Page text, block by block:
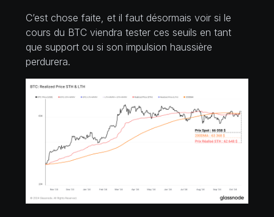
C’est chose faite, et il faut désormais voir si le
cours du BTC viendra tester ces seuils en tant
que support ou si son impulsion haussière
perdurera.